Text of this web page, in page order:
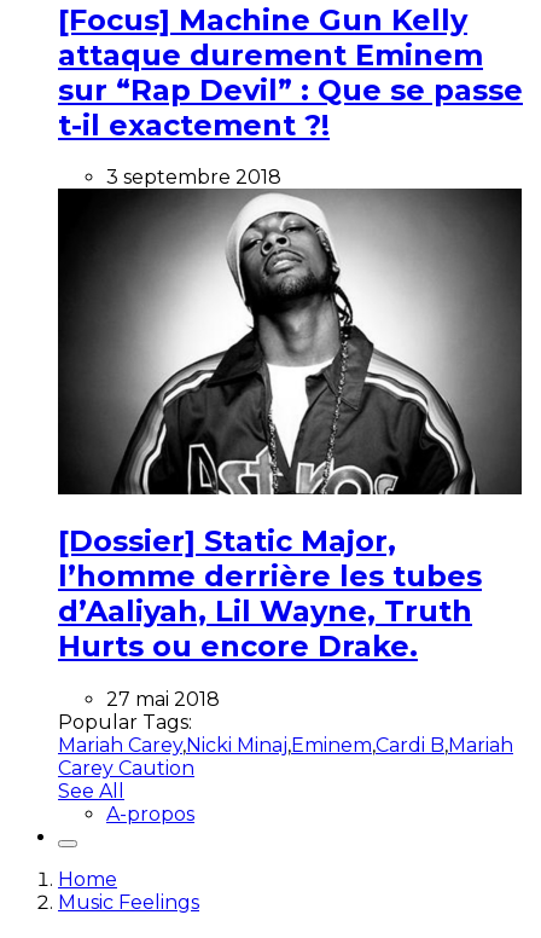
[Focus] Machine Gun Kelly
attaque durement Eminem
sur “Rap Devil” : Que se passe
t-il exactement ?!
3 septembre 2018
[Dossier] Static Major,
l’homme derrière les tubes
d’Aaliyah, Lil Wayne, Truth
Hurts ou encore Drake.
27 mai 2018
Popular Tags:
Mariah Carey,Nicki Minaj,Eminem,Cardi B,Mariah
Carey Caution
See All
A-propos
Home
Music Feelings